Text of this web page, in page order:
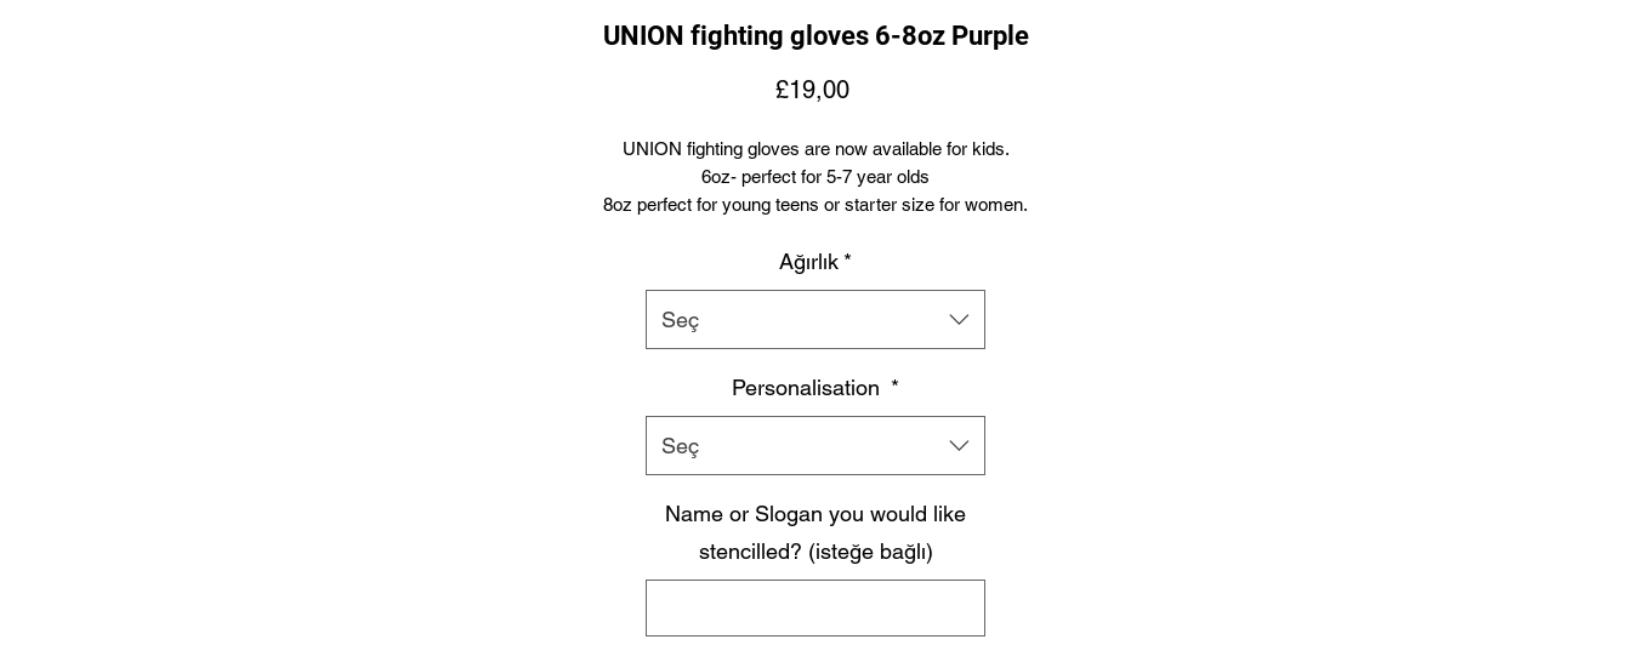
UNION fighting gloves 6-8oz Purple
£19,00Fiyat
UNION fighting gloves are now available for kids.
6oz- perfect for 5-7 year olds
8oz perfect for young teens or starter size for women.
Synthetic leather
Beautifully padded
Palm, wrist and finger tips.
Ağırlık *
Seç
Personalisation *
Seç
Name or Slogan you would like
stencilled? (isteğe bağlı)